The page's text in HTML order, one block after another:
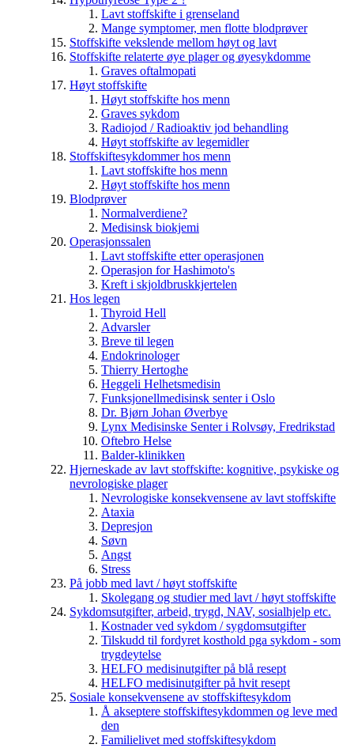
Lavt stoffskifte i grenseland
Mange symptomer, men flotte blodprøver
Stoffskifte vekslende mellom høyt og lavt
Stoffskifte relaterte øye plager og øyesykdomme
Graves oftalmopati
Høyt stoffskifte
Høyt stoffskifte hos menn
Graves sykdom
Radiojod / Radioaktiv jod behandling
Høyt stoffskifte av legemidler
Stoffskiftesykdommer hos menn
Lavt stoffskifte hos menn
Høyt stoffskifte hos menn
Blodprøver
Normalverdiene?
Medisinsk biokjemi
Operasjonssalen
Lavt stoffskifte etter operasjonen
Operasjon for Hashimoto's
Kreft i skjoldbruskkjertelen
Hos legen
Thyroid Hell
Advarsler
Breve til legen
Endokrinologer
Thierry Hertoghe
Heggeli Helhetsmedisin
Funksjonellmedisinsk senter i Oslo
Dr. Bjørn Johan Øverbye
Lynx Medisinske Senter i Rolvsøy, Fredrikstad
Oftebro Helse
Balder-klinikken
Hjerneskade av lavt stoffskifte: kognitive, psykiske og
nevrologiske plager
Nevrologiske konsekvensene av lavt stoffskifte
Ataxia
Depresjon
Søvn
Angst
Stress
På jobb med lavt / høyt stoffskifte
Skolegang og studier med lavt / høyt stoffskifte
Sykdomsutgifter, arbeid, trygd, NAV, sosialhjelp etc.
Kostnader ved sykdom / sygdomsutgifter
Tilskudd til fordyret kosthold pga sykdom - som
trygdeytelse
HELFO medisinutgifter på blå resept
HELFO medisinutgifter på hvit resept
Sosiale konsekvensene av stoffskiftesykdom
Å akseptere stoffskiftesykdommen og leve med
den
Familielivet med stoffskiftesykdom